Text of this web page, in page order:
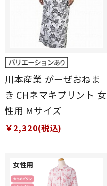
川本産業 がーぜおねま
き CHネマキプリント 女
性用 Mサイズ
￥2,320(税込)